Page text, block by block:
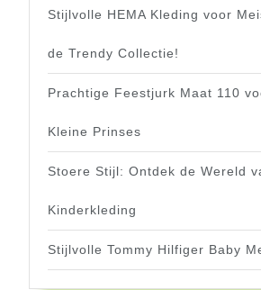
Stijlvolle HEMA Kleding voor
de Trendy Collectie!
Prachtige Feestjurk Maat 110
Kleine Prinses
Stoere Stijl: Ontdek de Wereld
Kinderkleding
Stijlvolle Tommy Hilfiger Baby